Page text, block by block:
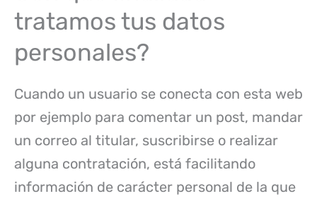
tratamos tus datos
personales?
Cuando un usuario se conecta con esta web
por ejemplo para comentar un post, mandar
un correo al titular, suscribirse o realizar
alguna contratación, está facilitando
información de carácter personal de la que